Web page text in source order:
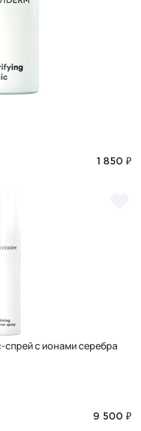
1 850 ₽
с ионами серебра
9 500 ₽